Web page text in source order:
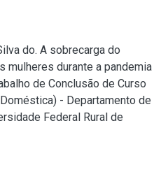
do. A sobrecarga do
mulheres durante a pandemia
de Conclusão de Curso
- Departamento de
Federal Rural de